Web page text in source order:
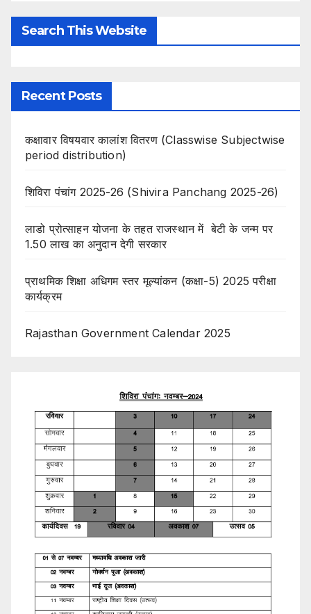
Search This Website
Recent Posts
कक्षावार विषयवार कालांश वितरण (Classwise Subjectwise
period distribution)
शिविरा पंचांग 2025-26 (Shivira Panchang 2025-26)
लाडो प्रोत्साहन योजना के तहत राजस्थान में बेटी के जन्म पर
1.50 लाख का अनुदान देगी सरकार
प्राथमिक शिक्षा अधिगम स्तर मूल्यांकन (कक्षा-5) 2025 परीक्षा
कार्यक्रम
Rajasthan Government Calendar 2025